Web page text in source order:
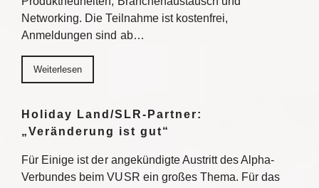
Networking. Die Teilnahme ist kostenfrei,
Anmeldungen sind ab…
Weiterlesen
Holiday Land/SLR-Partner:
„Veränderung ist gut“
Für Einige ist der angekündigte Austritt des Alpha-
Verbundes beim VUSR ein großes Thema. Für das